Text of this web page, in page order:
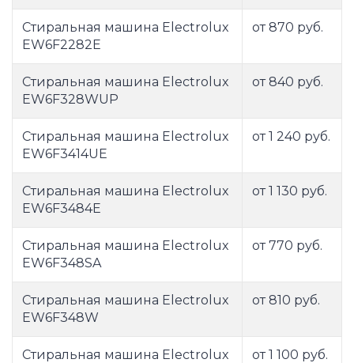
Стиральная машина Electrolux
EW6F2282E
от 870 руб.
Стиральная машина Electrolux
EW6F328WUP
от 840 руб.
Стиральная машина Electrolux
EW6F3414UE
от 1 240 руб.
Стиральная машина Electrolux
EW6F3484E
от 1 130 руб.
Стиральная машина Electrolux
EW6F348SA
от 770 руб.
Стиральная машина Electrolux
EW6F348W
от 810 руб.
Стиральная машина Electrolux
от 1 100 руб.